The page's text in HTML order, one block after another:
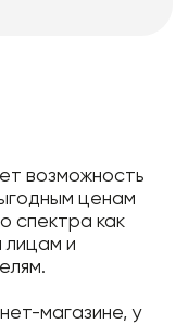
возможность
ценам
спектра как
лицам и
магазине, у